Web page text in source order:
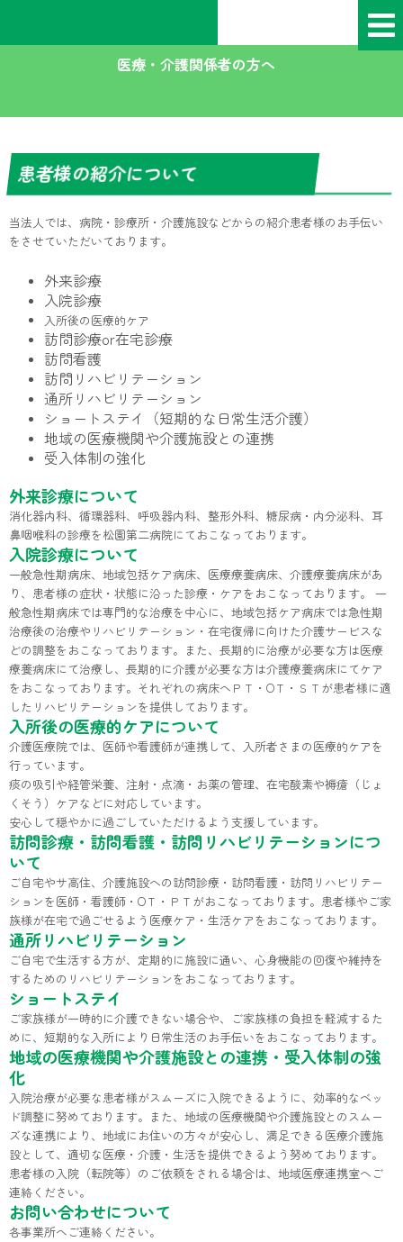
を
プ
医療・介護関係者の方へ
患者様の紹介について
当法人では、病院・診療所・介護施設などからの紹介患者様のお手伝い
をさせていただいております。
外来診療
入院診療
入所後の医療的ケア
訪問診療or在宅診療
訪問看護
訪問リハビリテーション
通所リハビリテーション
ショートステイ（短期的な日常生活介護）
地域の医療機関や介護施設との連携
受入体制の強化
外来診療について
消化器内科、循環器科、呼吸器内科、整形外科、糖尿病・内分泌科、耳
鼻咽喉科の診療を松園第二病院にておこなっております。
入院診療について
一般急性期病床、地域包括ケア病床、医療療養病床、介護療養病床があ
り、患者様の症状・状態に沿った診療・ケアをおこなっております。 一
般急性期病床では専門的な治療を中心に、地域包括ケア病床では急性期
治療後の治療やリハビリテーション・在宅復帰に向けた介護サービスな
どの調整をおこなっております。また、長期的に治療が必要な方は医療
療養病床にて治療し、長期的に介護が必要な方は介護療養病床にてケア
をおこなっております。それぞれの病床へＰＴ・OＴ・ＳＴが患者様に適
したリハビリテーションを提供しております。
入所後の医療的ケアについて
介護医療院では、医師や看護師が連携して、入所者さまの医療的ケアを
行っています。
痰の吸引や経管栄養、注射・点滴・お薬の管理、在宅酸素や褥瘡（じょ
くそう）ケアなどに対応しています。
安心して穏やかに過ごしていただけるよう支援しています。
訪問診療・訪問看護・訪問リハビリテーションにつ
いて
ご自宅やサ高住、介護施設への訪問診療・訪問看護・訪問リハビリテー
ションを医師・看護師・ОＴ・ＰＴがおこなっております。患者様やご家
族様が在宅で過ごせるよう医療ケア・生活ケアをおこなっております。
通所リハビリテーション
ご自宅で生活する方が、定期的に施設に通い、心身機能の回復や維持を
するためのリハビリテーションをおこなっております。
ショートステイ
ご家族様が一時的に介護できない場合や、ご家族様の負担を軽減するた
めに、短期的な入所により日常生活のお手伝いをおこなっております。
地域の医療機関や介護施設との連携・受入体制の強
化
入院治療が必要な患者様がスムーズに入院できるように、効率的なベッ
ド調整に努めております。また、地域の医療機関や介護施設とのスムー
ズな連携により、地域にお住いの方々が安心し、満足できる医療介護施
設として、適切な医療・介護・生活を提供できるよう努めております。
患者様の入院（転院等）のご依頼をされる場合は、地域医療連携室へご
連絡ください。
お問い合わせについて
各事業所へご連絡ください。